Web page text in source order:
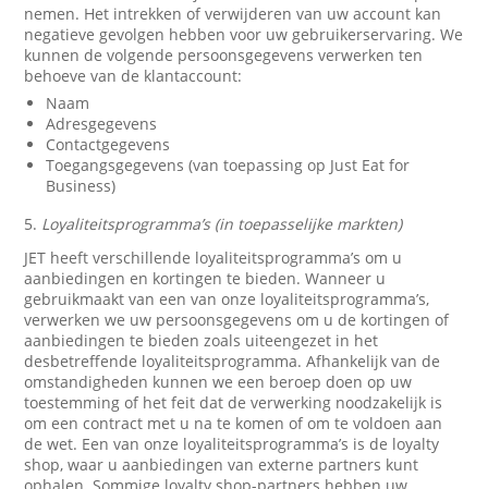
nemen. Het intrekken of verwijderen van uw account kan
negatieve gevolgen hebben voor uw gebruikerservaring. We
kunnen de volgende persoonsgegevens verwerken ten
behoeve van de klantaccount:
Naam
Adresgegevens
Contactgegevens
Toegangsgegevens (van toepassing op Just Eat for
Business)
5. Loyaliteitsprogramma’s (in toepasselijke markten)
JET heeft verschillende loyaliteitsprogramma’s om u
aanbiedingen en kortingen te bieden. Wanneer u
gebruikmaakt van een van onze loyaliteitsprogramma’s,
verwerken we uw persoonsgegevens om u de kortingen of
aanbiedingen te bieden zoals uiteengezet in het
desbetreffende loyaliteitsprogramma. Afhankelijk van de
omstandigheden kunnen we een beroep doen op uw
toestemming of het feit dat de verwerking noodzakelijk is
om een contract met u na te komen of om te voldoen aan
de wet. Een van onze loyaliteitsprogramma’s is de loyalty
shop, waar u aanbiedingen van externe partners kunt